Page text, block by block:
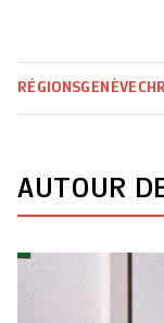
RÉGIONSGENÈVE
AUTOUR